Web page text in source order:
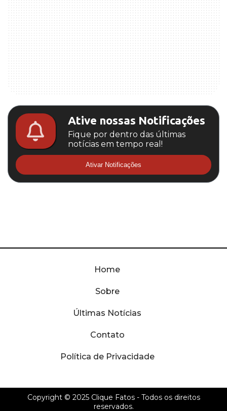
Ative nossas Notificações
Fique por dentro das últimas
notícias em tempo real!
Ativar Notificações
Home
Sobre
Últimas Notícias
Contato
Política de Privacidade
Copyright © 2025 Clique Fatos- Todos os direitos
reservados.